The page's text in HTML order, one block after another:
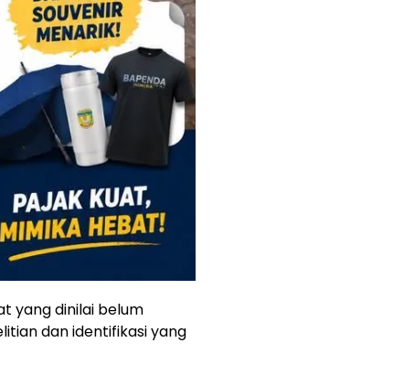
yang dinilai belum
dan identifikasi yang